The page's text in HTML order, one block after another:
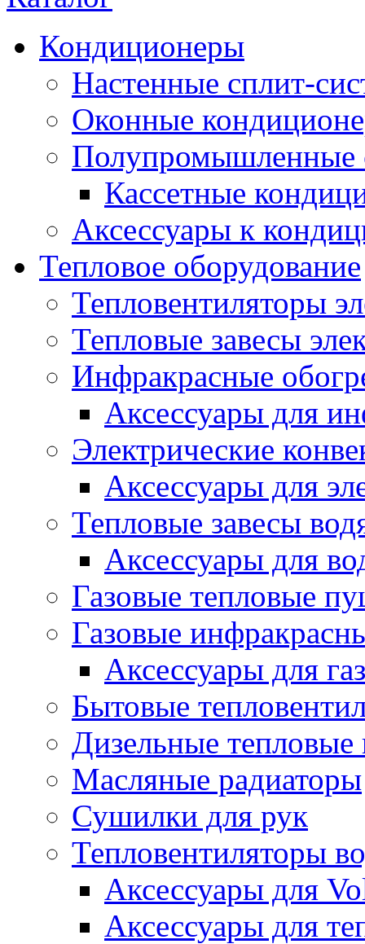
Кондиционеры
Настенные сплит-
Оконные
Полупромышленные
Кассетные
Аксессуары к
Тепловое оборудование
Тепловентиляторы
Тепловые завесы
Инфракрасные
Аксессуары для
Электрические
Аксессуары для
Тепловые завесы
Аксессуары для
Газовые тепловые
Газовые
Аксессуары для
Бытовые
Дизельные
Масляные радиаторы
Сушилки для рук
Тепловентиляторы
Аксессуары для
Аксессуары для